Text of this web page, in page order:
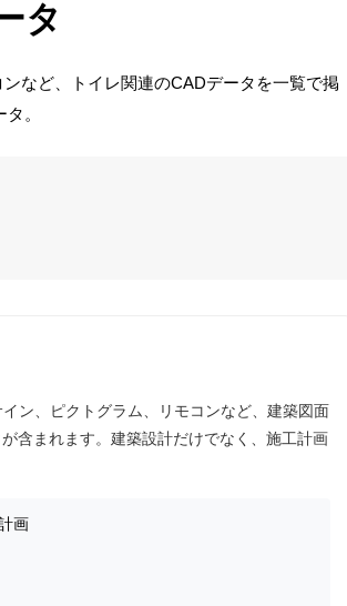
タ
など、トイレ関連のCADデータを一覧で掲
。
ン、ピクトグラム、リモコンなど、建築図面
含まれます。建築設計だけでなく、施工計画
画